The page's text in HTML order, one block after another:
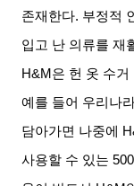
존재한다. 부정적
입고 난 의류를 재
H&M 은 헌 옷 수
예를 들어 우리나
담아가면 나중에
사용할 수 있는